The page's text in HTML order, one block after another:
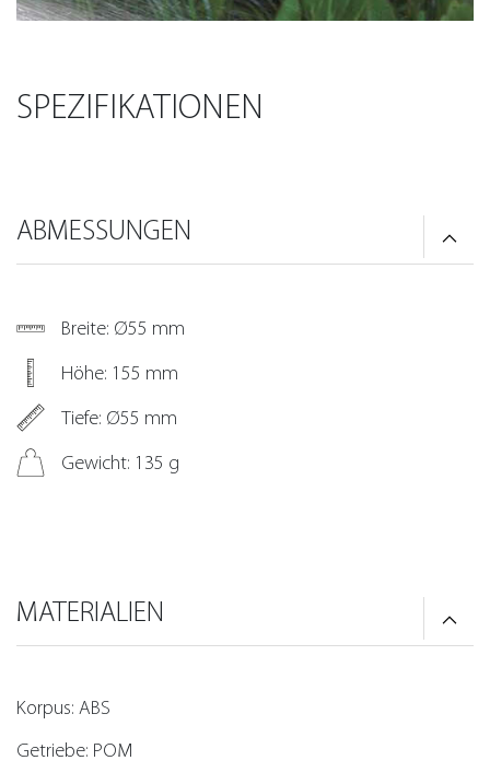
SPEZIFIKATIONEN
ABMESSUNGEN
Breite: Ø55 mm
Höhe: 155 mm
Tiefe: Ø55 mm
Gewicht: 135 g
MATERIALIEN
Korpus: ABS
Getriebe: POM